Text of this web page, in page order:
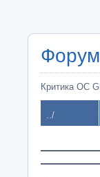
Критика ОС
../